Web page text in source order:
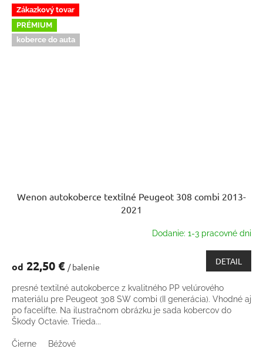
Zákazkový tovar
PRÉMIUM
koberce do auta
Wenon autokoberce textilné Peugeot 308 combi 2013-
2021
Dodanie: 1-3 pracovné dni
od 22,50 € / balenie
DETAIL
presné textilné autokoberce z kvalitného PP velúrového
materiálu pre Peugeot 308 SW combi (II generácia). Vhodné aj
po facelifte. Na ilustračnom obrázku je sada kobercov do
Škody Octavie. Trieda...
Čierne Béžové